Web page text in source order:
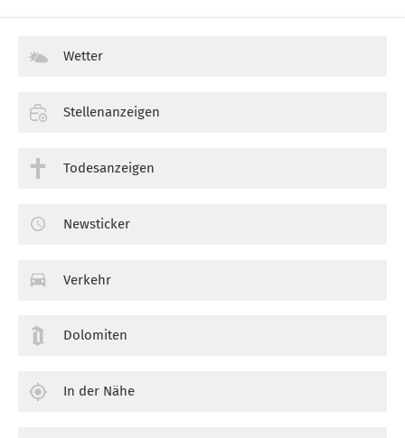
Wetter
Stellenanzeigen
Todesanzeigen
Newsticker
Verkehr
Dolomiten
In der Nähe